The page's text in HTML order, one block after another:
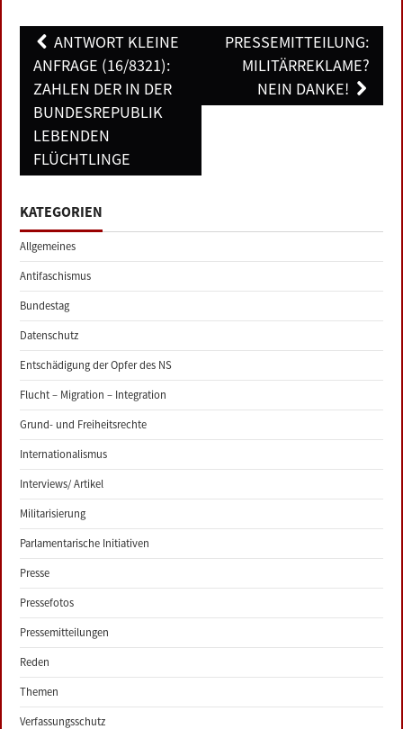
Post
navigation
ANTWORT KLEINE
ANFRAGE (16/8321):
ZAHLEN DER IN DER
BUNDESREPUBLIK
LEBENDEN
FLÜCHTLINGE
PRESSEMITTEILUNG:
MILITÄRREKLAME?
NEIN DANKE!
KATEGORIEN
Allgemeines
Antifaschismus
Bundestag
Datenschutz
Entschädigung der Opfer des NS
Flucht – Migration – Integration
Grund- und Freiheitsrechte
Internationalismus
Interviews/ Artikel
Militarisierung
Parlamentarische Initiativen
Presse
Pressefotos
Pressemitteilungen
Reden
Themen
Verfassungsschutz